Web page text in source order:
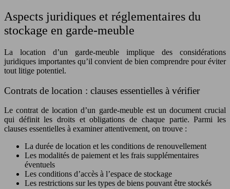
Aspects juridiques et réglementaires du
stockage en garde-meuble
La location d’un garde-meuble implique des considérations
juridiques importantes qu’il convient de bien comprendre pour éviter
tout litige potentiel.
Contrats de location : clauses essentielles à vérifier
Le contrat de location d’un garde-meuble est un document crucial
qui définit les droits et obligations de chaque partie. Parmi les
clauses essentielles à examiner attentivement, on trouve :
La durée de location et les conditions de renouvellement
Les modalités de paiement et les frais supplémentaires
éventuels
Les conditions d’accès à l’espace de stockage
Les restrictions sur les types de biens pouvant être stockés